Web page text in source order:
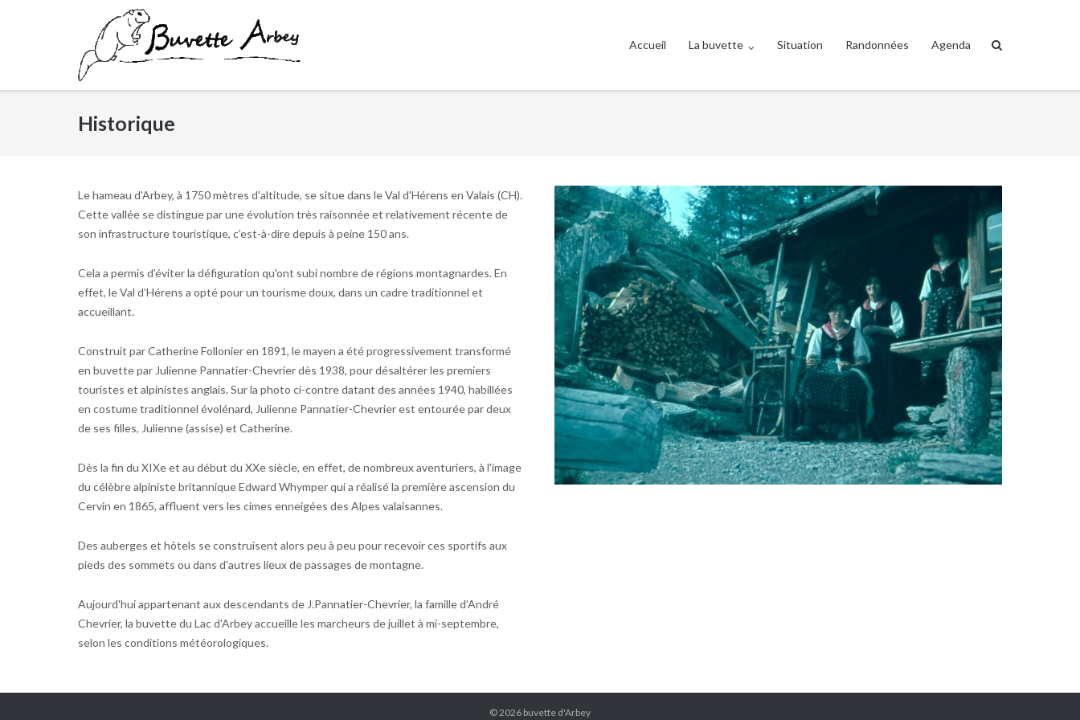
Accueil La buvette Situation Randonnées Agenda
Historique
Le hameau d'Arbey, à 1750 mètres d'altitude, se situe dans le Val d'Hérens en Valais (CH).
Cette vallée se distingue par une évolution très raisonnée et relativement récente de
son infrastructure touristique, c’est-à-dire depuis à peine 150 ans.
Cela a permis d’éviter la défiguration qu'ont subi nombre de régions montagnardes. En
effet, le Val d’Hérens a opté pour un tourisme doux, dans un cadre traditionnel et
accueillant.
Construit par Catherine Follonier en 1891, le mayen a été progressivement transformé
en buvette par Julienne Pannatier-Chevrier dès 1938, pour désaltérer les premiers
touristes et alpinistes anglais. Sur la photo ci-contre datant des années 1940, habillées
en costume traditionnel évolénard, Julienne Pannatier-Chevrier est entourée par deux
de ses filles, Julienne (assise) et Catherine.
Dès la fin du XIXe et au début du XXe siècle, en effet, de nombreux aventuriers, à l'image
du célèbre alpiniste britannique Edward Whymper qui a réalisé la première ascension du
Cervin en 1865, affluent vers les cimes enneigées des Alpes valaisannes.
Des auberges et hôtels se construisent alors peu à peu pour recevoir ces sportifs aux
pieds des sommets ou dans d'autres lieux de passages de montagne.
Aujourd'hui appartenant aux descendants de J.Pannatier-Chevrier, la famille d’André
Chevrier, la buvette du Lac d'Arbey accueille les marcheurs de juillet à mi-septembre,
selon les conditions météorologiques.
© 2026 buvette d'Arbey